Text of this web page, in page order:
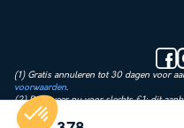
(1) Gratis annuleren tot 30 dagen voor
voorwaarden.
(2) Reserveer nu voor slechts €1: dit
augustus 2026. Vandaag betaal je
Administratie-, verzekerings- en